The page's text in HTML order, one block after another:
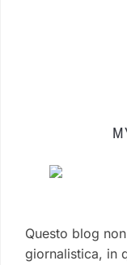
Questo blog
giornalistica, in